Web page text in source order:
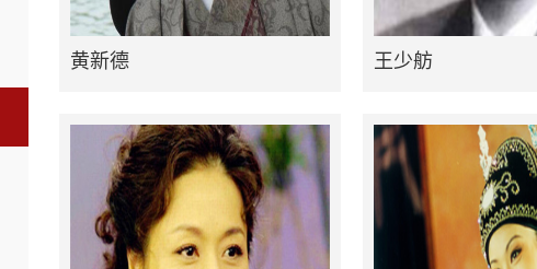
黄新德 王少舫